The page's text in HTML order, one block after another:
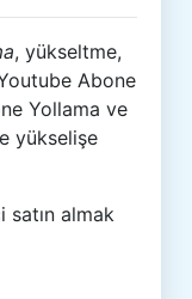
, yükseltme,
Abone
Yollama ve
yükselişe
almak